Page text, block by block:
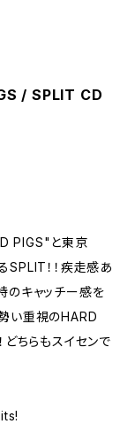
/ SPLIT CD
PIGS"と東京
！！疾走感あ
のキャッチー感を
い重視のHARD
ちらもスイセンで